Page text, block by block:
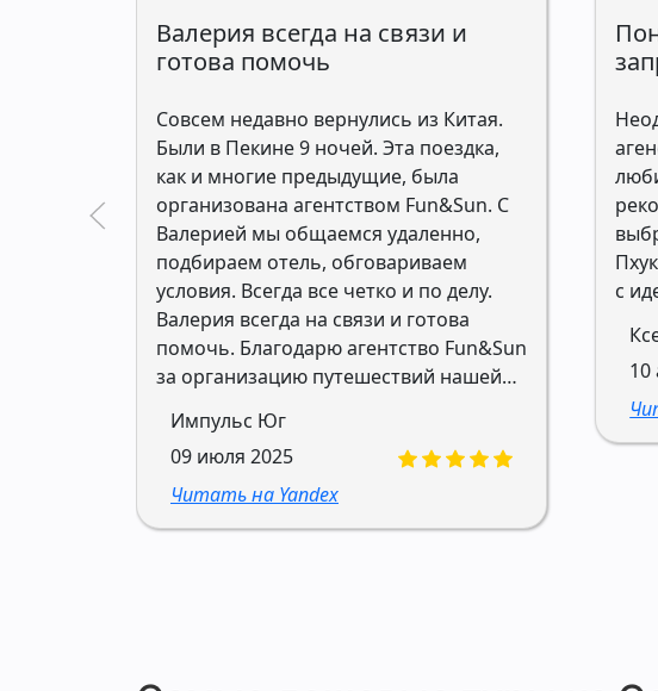
Валерия всегда на связи и
готова помочь
Совсем недавно вернулись из Китая.
Были в Пекине 9 ночей. Эта поездка,
как и многие предыдущие, была
организована агентством Fun&Sun. С
Валерией мы общаемся удаленно,
подбираем отель, обговариваем
условия. Всегда все четко и по делу.
Валерия всегда на связи и готова
помочь. Благодарю агентство Fun&Sun
за организацию путешествий нашей
неожиданностей. Рекомендую к
сотрудничеству.
Импульс Юг
09 июля 2025
Читать на Yandex
с
10